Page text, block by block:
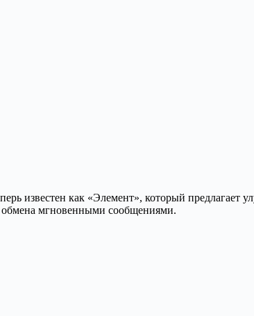
известен как «Элемент», который
обмена мгновенными сообщениями.